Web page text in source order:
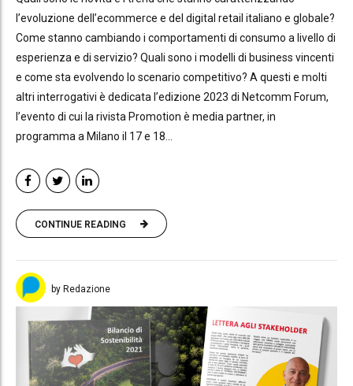
l’evoluzione dell’ecommerce e del digital retail italiano e globale?
Come stanno cambiando i comportamenti di consumo a livello di
esperienza e di servizio? Quali sono i modelli di business vincenti
e come sta evolvendo lo scenario competitivo? A questi e molti
altri interrogativi è dedicata l’edizione 2023 di Netcomm Forum,
l’evento di cui la rivista Promotion è media partner, in
programma a Milano il 17 e 18...
CONTINUE READING
by Redazione